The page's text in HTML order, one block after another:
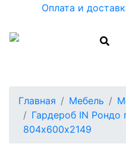
Оплата и
Главная Мебель
Гардероб IN Рондо
804х600х2149